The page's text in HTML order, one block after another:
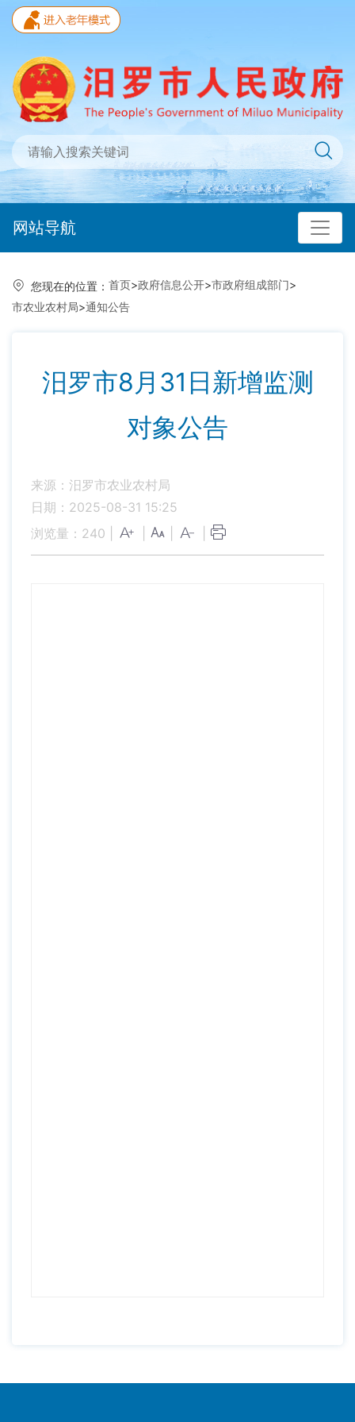
网站导航
您现在的位置： 首页>政府信息公开>市政府组成部门>
市农业农村局>通知公告
汨罗市8月31日新增监测
对象公告
来源：汨罗市农业农村局
日期：2025-08-31 15:25
浏览量： 240